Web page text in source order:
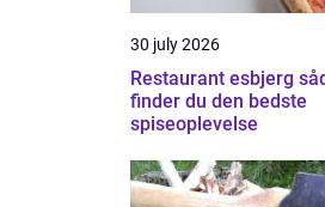
30 july 2026
Restaurant esbjerg sådan
finder du den bedste
spiseoplevelse